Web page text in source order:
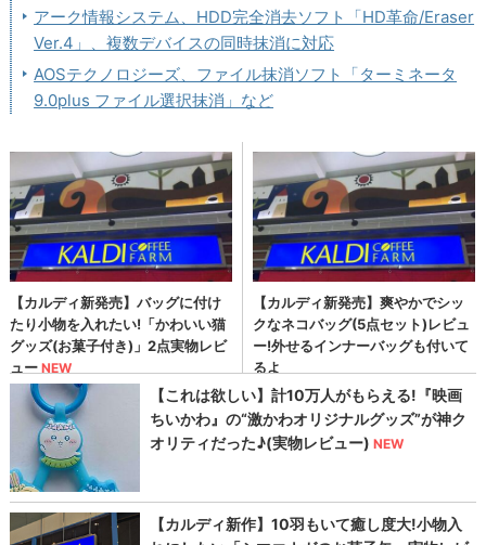
アーク情報システム、HDD完全消去ソフト「HD革命/Eraser
Ver.4」、複数デバイスの同時抹消に対応
AOSテクノロジーズ、ファイル抹消ソフト「ターミネータ
9.0plus ファイル選択抹消」など